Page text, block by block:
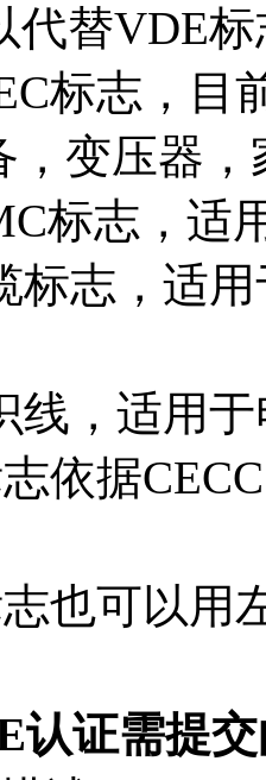
代替VDE
志，目
，变压器
志，适用
志，适用
，适用于
据CECC
可以用
认证需提